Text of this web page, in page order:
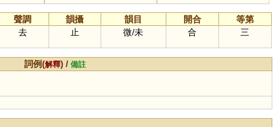
聲調 韻攝 韻目 開合
等第
去 止 微/未 合 三
詞例(解釋) /備註